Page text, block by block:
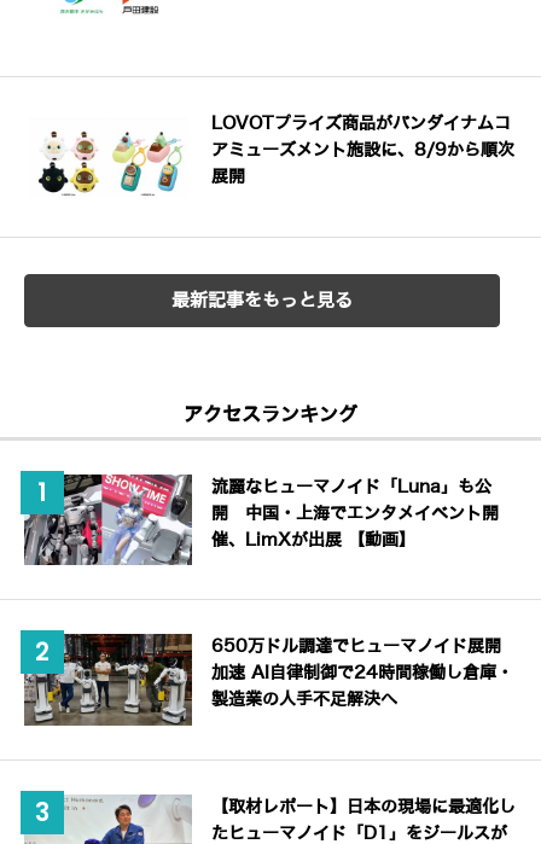
LOVOTプライズ商品がバンダイナムコ
アミューズメント施設に、8/9から順次
展開
最新記事をもっと見る
アクセスランキング
流麗なヒューマノイド「Luna」も公
開 中国・上海でエンタメイベント開
催、LimXが出展 【動画】
650万ドル調達でヒューマノイド展開
加速 AI自律制御で24時間稼働し倉庫・
製造業の人手不足解決へ
【取材レポート】日本の現場に最適化し
たヒューマノイド「D1」をジールスが